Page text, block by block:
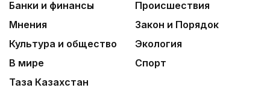
Банки и финансы
Происшествия
Мнения
Закон и Порядок
Культура и общество
Экология
В мире
Спорт
Таза Казахстан